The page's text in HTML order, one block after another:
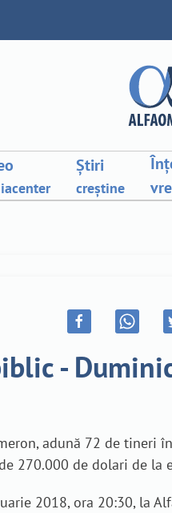
Știri
creștine
-
adună 72 de
270.000 de dolari de la
2018, ora 20:30, la